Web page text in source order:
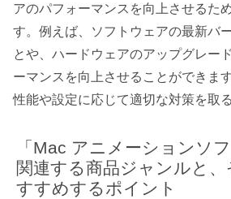
アのパフォーマンスを向上させるた
す。例えば、ソフトウェアの最新バ
とや、ハードウェアのアップグレー
ーマンスを向上させることができま
性能や設定に応じて適切な対策を取
「Mac アニメーションソ
関連する商品ジャンルと
すすめするポイント